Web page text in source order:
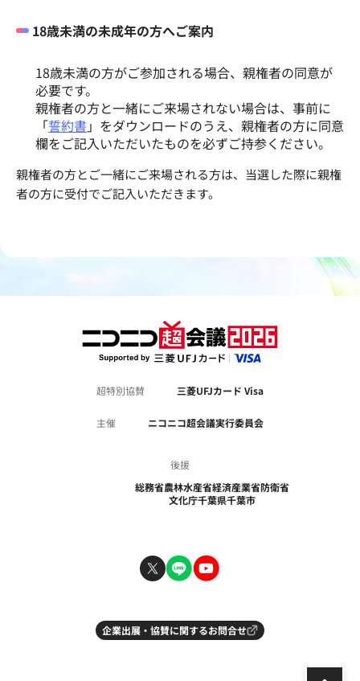
18歳未満の未成年の方へご案内
18歳未満の方がご参加される場合、親権者の同意が
必要です。
親権者の方と一緒にご来場されない場合は、事前に
「誓約書 」をダウンロードのうえ、親権者の方に同意
欄をご記入いただいたものを必ずご持参ください。
親権者の方とご一緒にご来場される方は、当選した際に親権
者の方に受付でご記入いただきます。
超特別協賛 三菱UFJカード Visa
主催 ニコニコ超会議実行委員会
後援
総務省農林水産省経済産業省防衛省
文化庁千葉県千葉市
企業出展・協賛に関するお問合せ